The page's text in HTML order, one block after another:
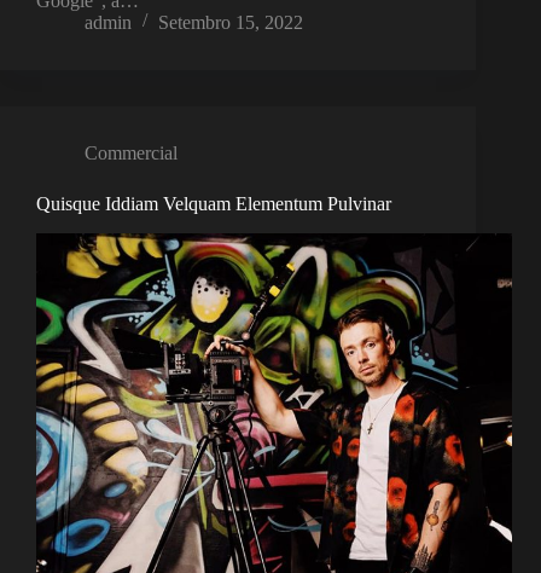
admin
Setembro 15, 2022
Commercial
Quisque Iddiam Velquam Elementum Pulvinar